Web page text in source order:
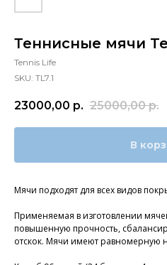
Теннисные мячи
Tennis Life
SKU: TL7.1
23000,00 р. 25000,00 р.
В
Мячи подходят для всех видов
Применяемая в изготовлении
повышенную прочность,
отскок. Мячи имеют равномерную